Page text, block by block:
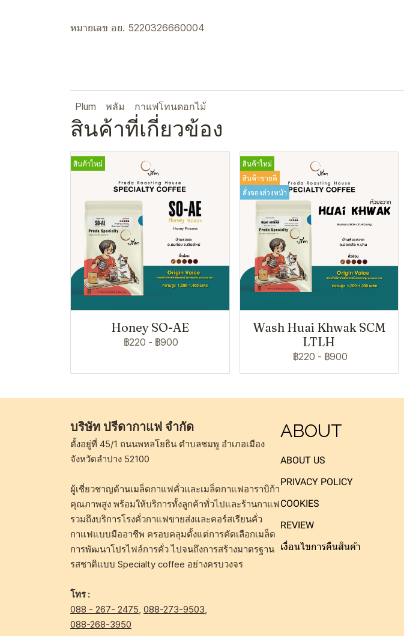
หมายเลข อย. 5220326660004
Plum พลัม กาแฟโทนดอกไม้
สินค้าที่เกี่ยวข้อง
สินค้าใหม่
Honey SO-AE
฿220 - ฿900
สินค้าใหม่
สินค้าขายดี
สั่งจองล่วงหน้า
Wash Huai Khwak SCM
LTLH
฿220 - ฿900
บริษัท ปรีดากาแฟ จำกัด
ตั้งอยู่ที่ 45/1 ถนนพหลโยธิน ตำบลชมพู อำเภอเมือง
จังหวัดลำปาง 52100
ผู้เชี่ยวชาญด้านเมล็ดกาแฟคั่วและเมล็ดกาแฟอาราบิก้า
คุณภาพสูง พร้อมให้บริการทั้งลูกค้าทั่วไปและร้านกาแฟ
รวมถึงบริการโรงคั่วกาแฟขายส่งและคอร์สเรียนคั่ว
กาแฟแบบมืออาชีพ ครอบคลุมตั้งแต่การคัดเลือกเมล็ด
การพัฒนาโปรไฟล์การคั่ว ไปจนถึงการสร้างมาตรฐาน
รสชาติแบบ Specialty coffee อย่างครบวงจร
โทร :
088 - 267- 2475 088-273-9503
088-268-3950
ABOUT
ABOUT US
PRIVACY POLICY
COOKIES
REVIEW
เงื่อนไขการคืนสินค้า